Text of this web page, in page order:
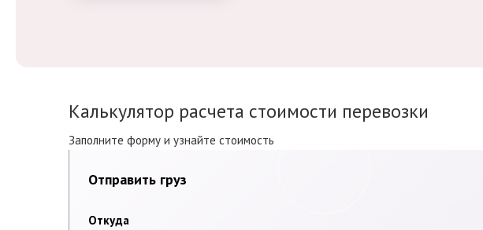
Калькулятор расчета стоимости перевозки
Заполните форму и узнайте стоимость
Отправить груз
Откуда